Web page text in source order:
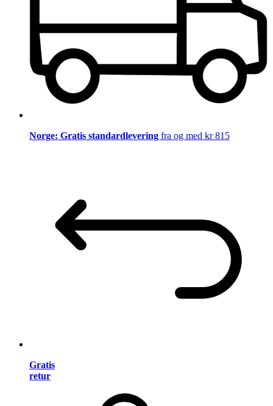
Norge: Gratis standardlevering fra og med kr 815
Gratis
retur